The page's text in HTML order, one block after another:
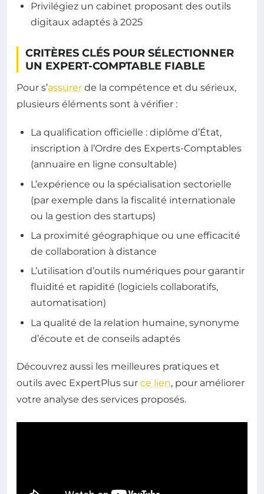
Privilégiez un cabinet proposant des outils
digitaux adaptés à 2025
CRITÈRES CLÉS POUR SÉLECTIONNER
UN EXPERT-COMPTABLE FIABLE
Pour s’assurer de la compétence et du sérieux,
plusieurs éléments sont à vérifier :
La qualification officielle : diplôme d’État,
inscription à l’Ordre des Experts-Comptables
(annuaire en ligne consultable)
L’expérience ou la spécialisation sectorielle
(par exemple dans la fiscalité internationale
ou la gestion des startups)
La proximité géographique ou une efficacité
de collaboration à distance
L’utilisation d’outils numériques pour garantir
fluidité et rapidité (logiciels collaboratifs,
automatisation)
La qualité de la relation humaine, synonyme
d’écoute et de conseils adaptés
Découvrez aussi les meilleures pratiques et
outils avec ExpertPlus sur ce lien, pour améliorer
votre analyse des services proposés.